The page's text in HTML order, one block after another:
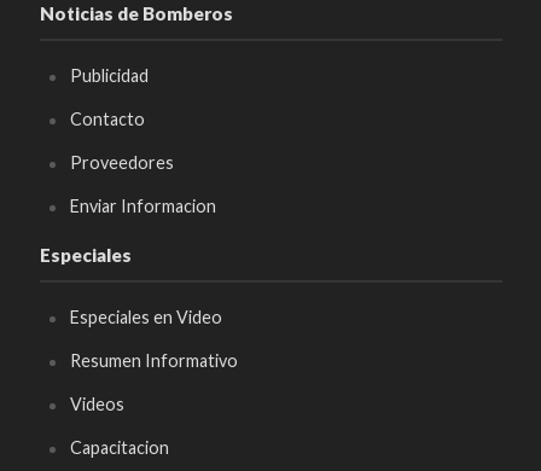
Noticias de Bomberos
Publicidad
Contacto
Proveedores
Enviar Informacion
Especiales
Especiales en Video
Resumen Informativo
Videos
Capacitacion